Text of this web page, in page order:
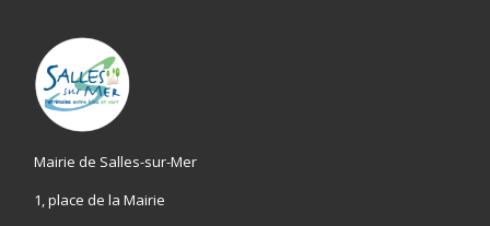
Mairie de Salles-sur-Mer
1, place de la Mairie